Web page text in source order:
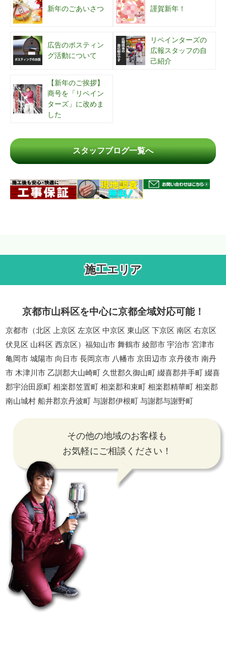
新年のごあいさつ 謹賀新年！
広告のポスティン
グ活動について
リペインターズの
広報スタッフの自
己紹介
【新年のご挨拶】
商号を「リペイン
ターズ」に改めま
した
スタッフブログ一覧へ
施工エリア
京都市山科区を中心に京都全域対応可能！
京都市（北区 上京区 左京区 中京区 東山区 下京区 南区 右京区
伏見区 山科区 西京区）福知山市 舞鶴市 綾部市 宇治市 宮津市
亀岡市 城陽市 向日市 長岡京市 八幡市 京田辺市 京丹後市 南丹
市 木津川市 乙訓郡大山崎町 久世郡久御山町 綴喜郡井手町 綴喜
郡宇治田原町 相楽郡笠置町 相楽郡和束町 相楽郡精華町 相楽郡
南山城村 船井郡京丹波町 与謝郡伊根町 与謝郡与謝野町
その他の地域のお客様も
お気軽にご相談ください！